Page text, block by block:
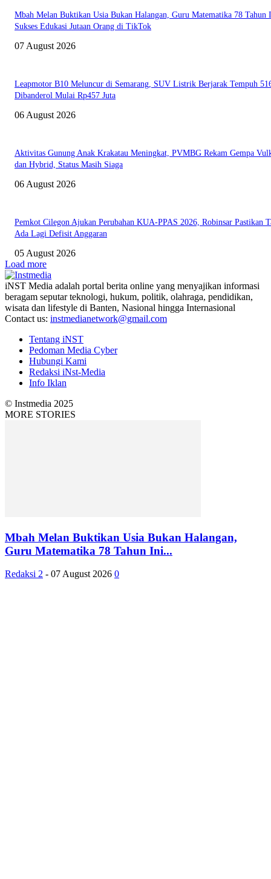
Mbah Melan Buktikan Usia Bukan Halangan, Guru Matematika 78 Tahun
Sukses Edukasi Jutaan Orang di TikTok
07 August 2026
Leapmotor B10 Meluncur di Semarang, SUV Listrik Berjarak Tempuh
Dibanderol Mulai Rp457 Juta
06 August 2026
Aktivitas Gunung Anak Krakatau Meningkat, PVMBG Rekam Gempa
dan Hybrid, Status Masih Siaga
06 August 2026
Pemkot Cilegon Ajukan Perubahan KUA-PPAS 2026, Robinsar Pastikan
Ada Lagi Defisit Anggaran
05 August 2026
Load more
iNST Media adalah portal berita online yang menyajikan informasi
beragam seputar teknologi, hukum, politik, olahraga, pendidikan,
wisata dan lifestyle di Banten, Nasional hingga Internasional
Contact us: instmedianetwork@gmail.com
Tentang iNST
Pedoman Media Cyber
Hubungi Kami
Redaksi iNst-Media
Info Iklan
© Instmedia 2025
MORE STORIES
Mbah Melan Buktikan Usia Bukan Halangan,
Guru Matematika 78 Tahun Ini...
Redaksi 2 - 07 August 2026 0